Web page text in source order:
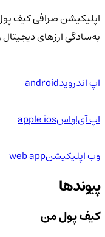
اپلیکیشن صرافی کیف پول
به‌سادگی ارزهای
اپ اندرویدandroid
اپ آی‌او‌اسapple ios
وب اپلیکیشنweb app
پیوندها
کیف پول من